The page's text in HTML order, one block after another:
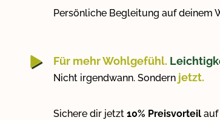
Persönliche Begleitung auf deinem
Für mehr Wohlgefühl.
Nicht irgendwann. Sondern jetzt.
Sichere dir jetzt 10% Preisvorteil